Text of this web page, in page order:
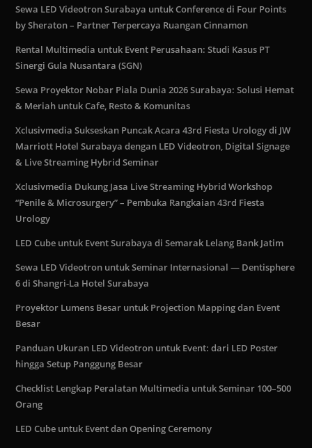
Sewa LED Videotron Surabaya untuk Conference di Four Points
by Sheraton – Partner Terpercaya Ruangan Cinnamon
Rental Multimedia untuk Event Perusahaan: Studi Kasus PT
Sinergi Gula Nusantara (SGN)
Sewa Proyektor Nobar Piala Dunia 2026 Surabaya: Solusi Hemat
& Meriah untuk Cafe, Resto & Komunitas
Xclusivmedia Sukseskan Puncak Acara 43rd Fiesta Urology di JW
Marriott Hotel Surabaya dengan LED Videotron, Digital Signage
& Live Streaming Hybrid Seminar
Xclusivmedia Dukung Jasa Live Streaming Hybrid Workshop
“Penile & Microsurgery” – Pembuka Rangkaian 43rd Fiesta
Urology
LED Cube untuk Event Surabaya di Semarak Lelang Bank Jatim
Sewa LED Videotron untuk Seminar Internasional — Dentisphere
6 di Shangri-La Hotel Surabaya
Proyektor Lumens Besar untuk Projection Mapping dan Event
Besar
Panduan Ukuran LED Videotron untuk Event: dari LED Poster
hingga Setup Panggung Besar
Checklist Lengkap Peralatan Multimedia untuk Seminar 100–500
Orang
LED Cube untuk Event dan Opening Ceremony